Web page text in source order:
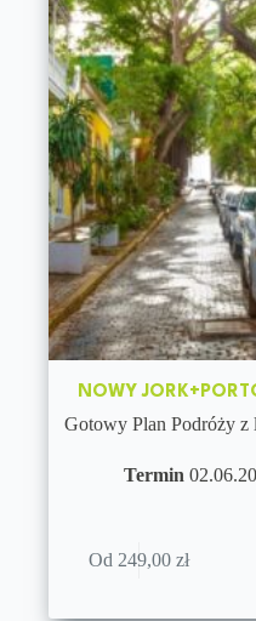
NOWY
Gotowy Plan Podróży z
Termin
Od 249,00 zł